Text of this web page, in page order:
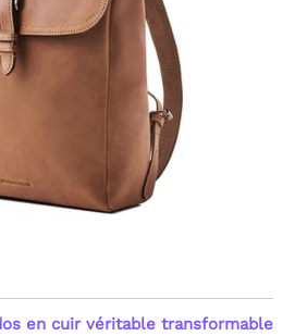
en cuir véritable transformable